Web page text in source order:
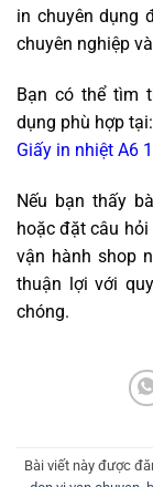
in chuyên dụng
chuyên nghiệp
Bạn có thể tìm
dụng phù hợp tại:
Giấy in nhiệt A6
Nếu bạn thấy
hoặc đặt câu
vận hành shop
thuận lợi với
chóng.
Bài viết này được